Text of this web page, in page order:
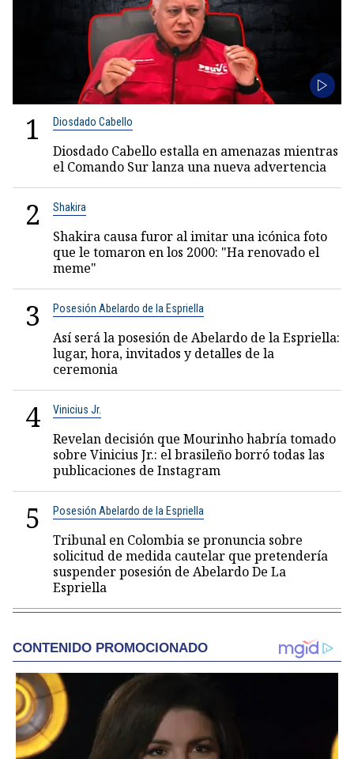
1 Diosdado Cabello
Diosdado Cabello estalla en amenazas mientras
el Comando Sur lanza una nueva advertencia
2 Shakira
Shakira causa furor al imitar una icónica foto
que le tomaron en los 2000: "Ha renovado el
meme"
3 Posesión Abelardo de la Espriella
Así será la posesión de Abelardo de la Espriella:
lugar, hora, invitados y detalles de la
ceremonia
4 Vinicius Jr.
Revelan decisión que Mourinho habría tomado
sobre Vinicius Jr.: el brasileño borró todas las
publicaciones de Instagram
5 Posesión Abelardo de la Espriella
Tribunal en Colombia se pronuncia sobre
solicitud de medida cautelar que pretendería
suspender posesión de Abelardo De La
Espriella